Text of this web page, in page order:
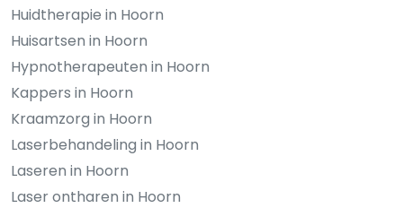
Huidtherapie in Hoorn
Huisartsen in Hoorn
Hypnotherapeuten in Hoorn
Kappers in Hoorn
Kraamzorg in Hoorn
Laserbehandeling in Hoorn
Laseren in Hoorn
Laser ontharen in Hoorn